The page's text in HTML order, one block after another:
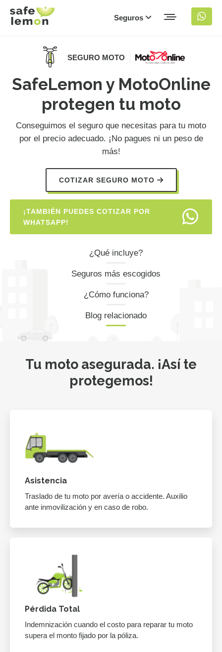
Seguros
SEGURO MOTO
SafeLemon y MotoOnline
protegen tu moto
Conseguimos el seguro que necesitas para tu moto
por el precio adecuado. ¡No pagues ni un peso de
más!
COTIZAR SEGURO MOTO
¡TAMBIÉN PUEDES COTIZAR POR
WHATSAPP!
¿Qué incluye?
Seguros más escogidos
¿Cómo funciona?
Blog relacionado
Tu moto asegurada. ¡Así te
protegemos!
Asistencia
Traslado de tu moto por avería o accidente. Auxilio
ante inmovilización y en caso de robo.
Pérdida Total
Indemnización cuando el costo para reparar tu moto
supera el monto fijado por la póliza.